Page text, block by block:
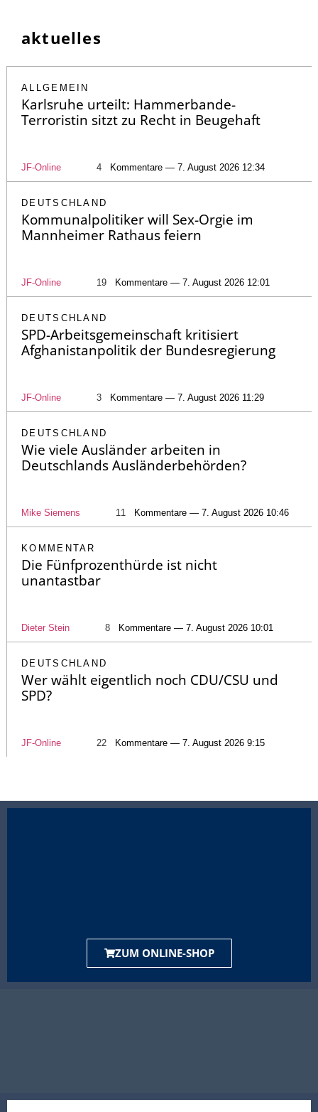
aktuelles
ALLGEMEIN
Karlsruhe urteilt: Hammerbande-
Terroristin sitzt zu Recht in Beugehaft
JF-Online 4 Kommentare — 7. August 2026 12:34
DEUTSCHLAND
Kommunalpolitiker will Sex-Orgie im
Mannheimer Rathaus feiern
JF-Online 19 Kommentare — 7. August 2026 12:01
DEUTSCHLAND
SPD-Arbeitsgemeinschaft kritisiert
Afghanistanpolitik der Bundesregierung
JF-Online 3 Kommentare — 7. August 2026 11:29
DEUTSCHLAND
Wie viele Ausländer arbeiten in
Deutschlands Ausländerbehörden?
Mike Siemens 11 Kommentare — 7. August 2026 10:46
KOMMENTAR
Die Fünfprozenthürde ist nicht
unantastbar
Dieter Stein 8 Kommentare — 7. August 2026 10:01
DEUTSCHLAND
Wer wählt eigentlich noch CDU/CSU und
SPD?
JF-Online 22 Kommentare — 7. August 2026 9:15
ZUM ONLINE-SHOP